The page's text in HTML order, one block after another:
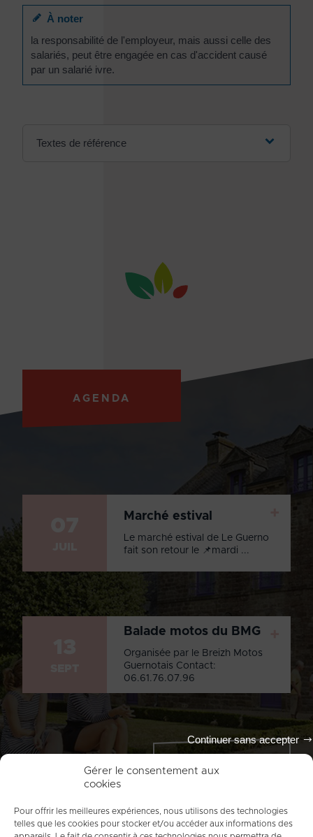
Gérer le consentement aux
cookies
Pour offrir les meilleures expériences, nous utilisons des technologies
telles que les cookies pour stocker et/ou accéder aux informations des
Continuer sans accepter
À noter
la responsabilité de l'employeur, mais aussi celle des
salariés, peut être engagée en cas d'accident causé
par un salarié ivre.
Textes de référence
AGENDA
Marché estival
Le marché estival de Le Guerno
fait son retour le 📌mardi ...
Balade motos du BMG
Organisée par le Breizh Motos
Guernotais Contact:
06.61.76.07.96